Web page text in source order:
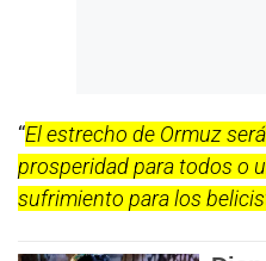
“El estrecho de Ormuz
prosperidad para todos o
sufrimiento para los